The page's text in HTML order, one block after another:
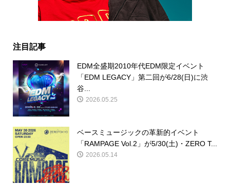
注目記事
EDM全盛期2010年代EDM限定イベント
「EDM LEGACY」第二回が6/28(日)に渋
谷...
2026.05.25
ベースミュージックの革新的イベント
「RAMPAGE Vol.2」が5/30(土)・ZERO T...
2026.05.14